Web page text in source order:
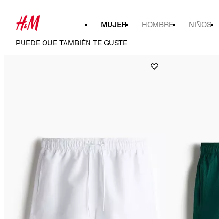
MUJER HOMBRE NIÑOS
PUEDE QUE TAMBIÉN TE GUSTE